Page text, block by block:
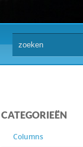
CATEGORIEËN
Columns